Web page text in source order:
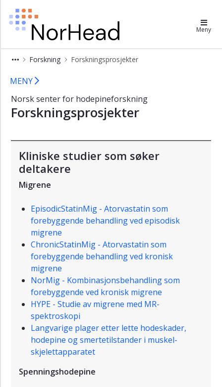
Norsk senter for Meny
Forskning Forskningsprosjekter
Forskningsprosjekter - Norsk
×
i
forskning
Forskningsprosjekter
Forskningsregister
og
Migrene
kvinnehelse
Poliklinikk
behandling
MENY
Norsk senter for hodepineforskning
Forskningsprosjekter
Kliniske studier som søker
deltakere
Migrene
EpisodicStatinMig - Atorvastatin som
forebyggende behandling ved episodisk
migrene
ChronicStatinMig - Atorvastatin som
forebyggende behandling ved kronisk
migrene
NorMig - Kombinasjonsbehandling som
forebyggende ved kronisk migrene
HYPE - Studie av migrene med MR-
spektroskopi
Langvarige plager etter lette hodeskader,
hodepine og smertetilstander i muskel-
skjelettapparatet
Spenningshodepine